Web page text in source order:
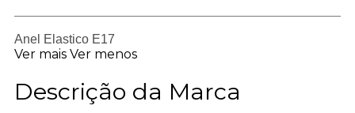
Anel Elastico E17
Ver mais Ver menos
Descrição da Marca